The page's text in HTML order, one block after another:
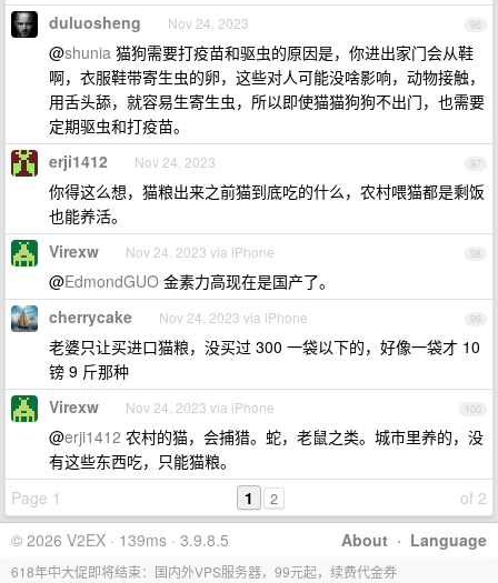
96
duluosheng Nov 24, 2023
@shunia 猫狗需要打疫苗和驱虫的原因是，你进出家门会从鞋
啊，衣服鞋带寄生虫的卵，这些对人可能没啥影响，动物接触，
用舌头舔，就容易生寄生虫，所以即使猫猫狗狗不出门，也需要
定期驱虫和打疫苗。
97
erji1412 Nov 24, 2023
你得这么想，猫粮出来之前猫到底吃的什么，农村喂猫都是剩饭
也能养活。
98
Virexw Nov 24, 2023 via iPhone
@EdmondGUO 金素力高现在是国产了。
99
cherrycake Nov 24, 2023 via iPhone
老婆只让买进口猫粮，没买过 300 一袋以下的，好像一袋才 10
镑 9 斤那种
100
Virexw Nov 24, 2023 via iPhone
@erji1412 农村的猫，会捕猎。蛇，老鼠之类。城市里养的，没
有这些东西吃，只能猫粮。
Page 1
of 2
1 2
About · Language
© 2026 V2EX · 139ms · 3.9.8.5
618年中大促即将结束：国内外VPS服务器，99元起，续费代金券